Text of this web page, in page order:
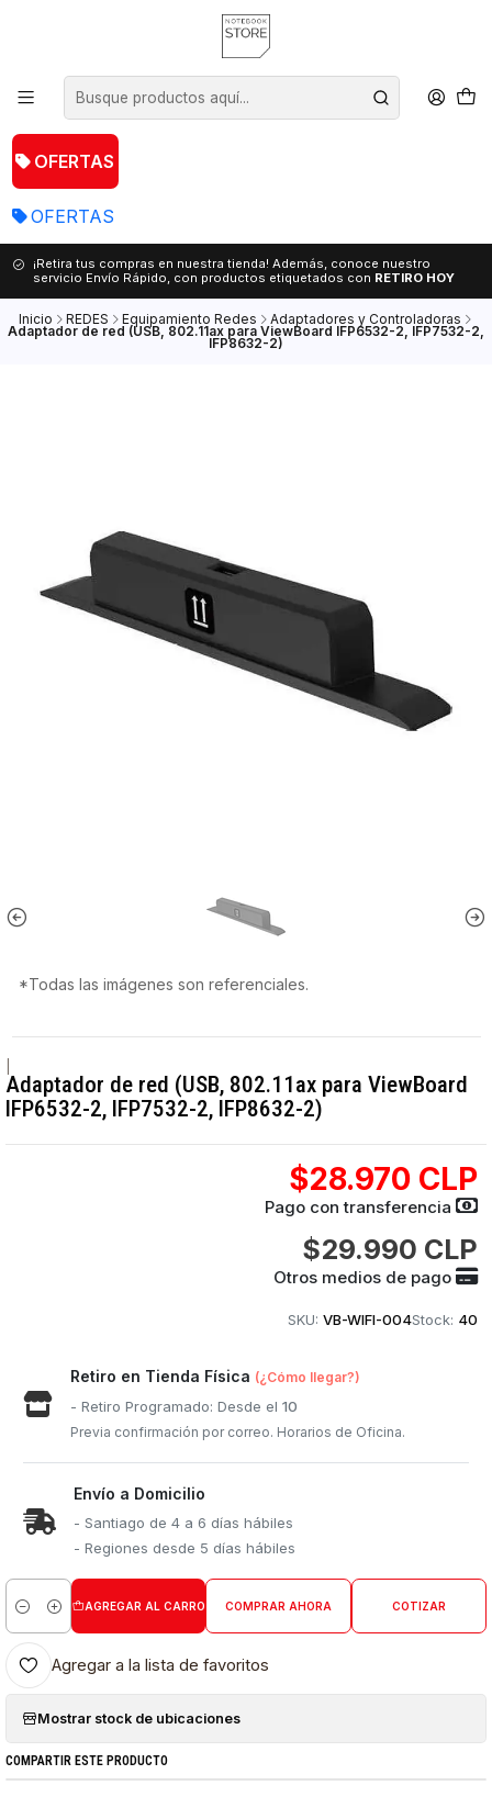
OFERTAS
OFERTAS
¡Retira tus compras en nuestra tienda! Además, conoce nuestro
servicio Envío Rápido, con productos etiquetados con RETIRO HOY
Inicio REDES Equipamiento Redes Adaptadores y Controladoras
Adaptador de red (USB, 802.11ax para ViewBoard IFP6532-2, IFP7532-2,
IFP8632-2)
*Todas las imágenes son referenciales.
Adaptador de red (USB, 802.11ax para ViewBoard
IFP6532-2, IFP7532-2, IFP8632-2)
$28.970 CLP
Pago con transferencia
$29.990 CLP
Otros medios de pago
SKU: VB-WIFI-004Stock: 40
Retiro en Tienda Física (¿Cómo llegar?)
- Retiro Programado: Desde el10
Previa confirmación por correo. Horarios de Oficina.
Envío a Domicilio
- Santiago de 4 a 6 días hábiles
- Regiones desde 5 días hábiles
Cantidad
AGREGAR AL CARRO COMPRAR AHORA COTIZAR
Agregar a la lista de favoritos
Mostrar stock de ubicaciones
COMPARTIR ESTE PRODUCTO